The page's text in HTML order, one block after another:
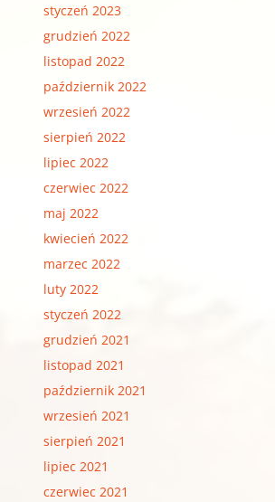
styczeń 2023
grudzień 2022
listopad 2022
październik 2022
wrzesień 2022
sierpień 2022
lipiec 2022
czerwiec 2022
maj 2022
kwiecień 2022
marzec 2022
luty 2022
styczeń 2022
grudzień 2021
listopad 2021
październik 2021
wrzesień 2021
sierpień 2021
lipiec 2021
czerwiec 2021